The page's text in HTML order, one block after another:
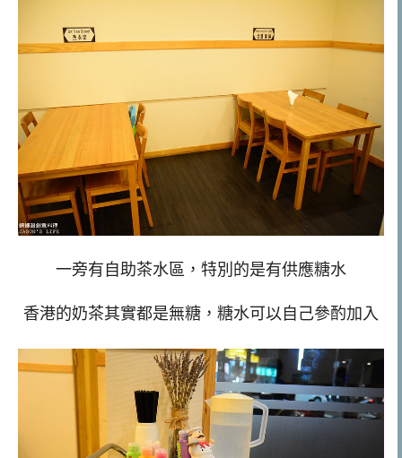
一旁有自助茶水區，特別的是有供應糖水
香港的奶茶其實都是無糖，糖水可以自己參酌加入